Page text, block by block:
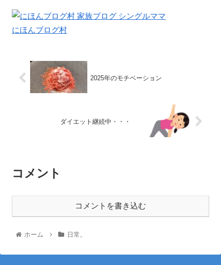
にほんブログ村
2025年のモチベーション
ダイエット継続中・・・
コメント
コメントを書き込む
ホーム 日常。